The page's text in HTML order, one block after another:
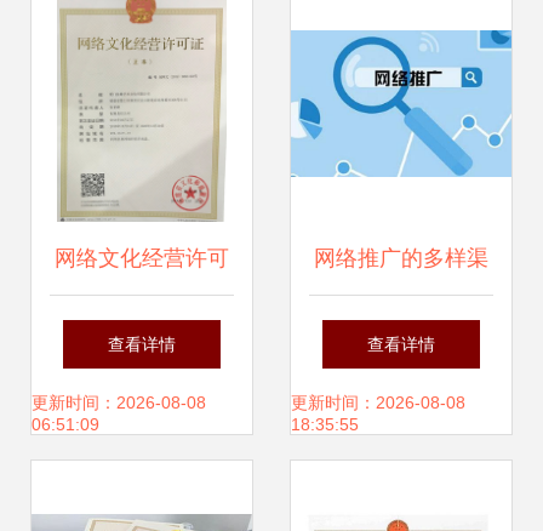
网络文化经营许可
证 合规之路的关键
一步
查看详情
更新时间：2026-08-08
06:51:09
网络推广的多样渠
道 牵亿讯文化解析
搜索引擎营销的力
查看详情
更新时间：2026-08-08
18:35:55